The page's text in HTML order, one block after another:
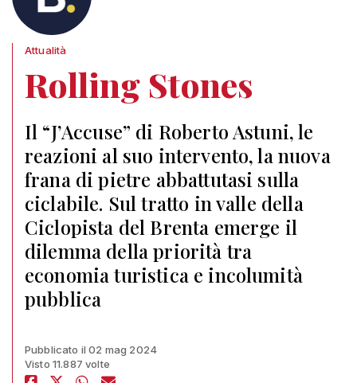
Attualità
Rolling Stones
Il “J’Accuse” di Roberto Astuni, le
reazioni al suo intervento, la nuova
frana di pietre abbattutasi sulla
ciclabile. Sul tratto in valle della
Ciclopista del Brenta emerge il
dilemma della priorità tra
economia turistica e incolumità
pubblica
Pubblicato il 02 mag 2024
Visto 11.887 volte